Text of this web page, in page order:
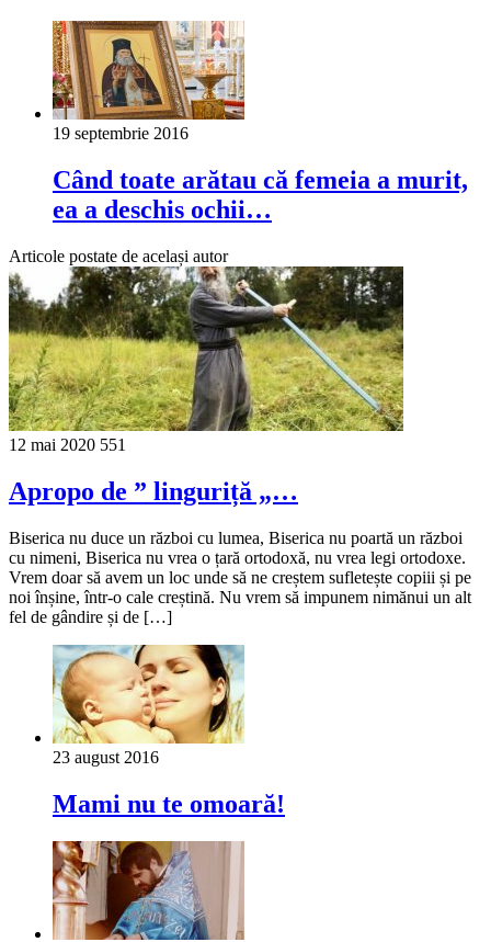
19 septembrie 2016
Când toate arătau că femeia a murit,
ea a deschis ochii…
Articole postate de același autor
12 mai 2020 551
Apropo de ” linguriță „…
Biserica nu duce un război cu lumea, Biserica nu poartă un război
cu nimeni, Biserica nu vrea o țară ortodoxă, nu vrea legi ortodoxe.
Vrem doar să avem un loc unde să ne creștem sufletește copiii și pe
noi înșine, într-o cale creștină. Nu vrem să impunem nimănui un alt
fel de gândire și de […]
23 august 2016
Mami nu te omoară!